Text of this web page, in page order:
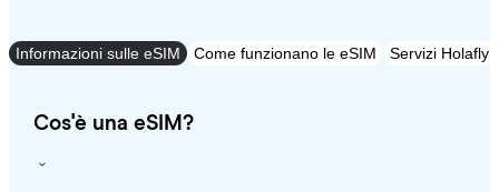
Informazioni sulle eSIM Come funzionano le eSIM Servizi Holafly
Cos'è una eSIM?